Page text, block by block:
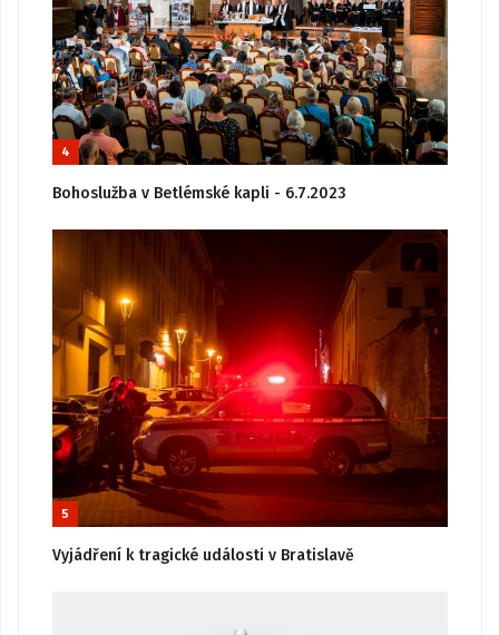
4
Bohoslužba v Betlémské kapli - 6.7.2023
5
Vyjádření k tragické události v Bratislavě